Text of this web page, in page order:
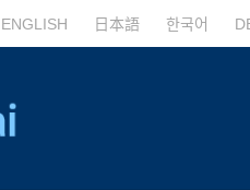
ENGLISH 日本語 한국어